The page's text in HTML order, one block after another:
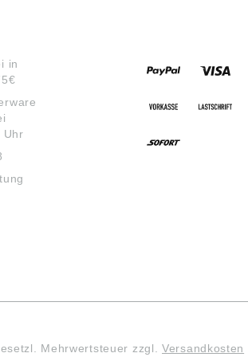
in
Uhr
Mehrwertsteuer zzgl.Versandkosten